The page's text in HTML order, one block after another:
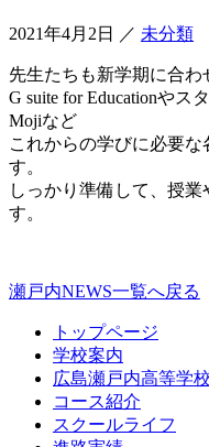
2021年4月2日 ／ 未分類
先生たちも新学期に合わ
G suite for Educationやス
Mojiなど
これからの学びに必要
す。
しっかり準備して、授
す。
瀬戸内NEWS一覧へ戻る
トップページ
学校案内
広島瀬戸内高等学
コース紹介
スクールライフ